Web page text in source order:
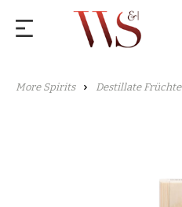
More Spirits Destillate Früchte